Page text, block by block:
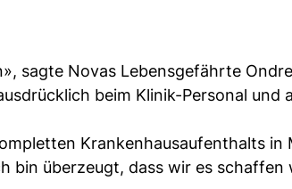
sagte Novas Lebensgefährte
beim Klinik-Personal und
Krankenhausaufenthalts in
bin überzeugt, dass wir es schaffen